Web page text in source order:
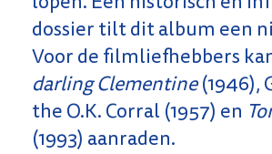
dossier tilt dit album een
Voor de filmliefhebbers
darling Clementine(1946),
the O.K. Corral (1957) en
(1993) aanraden.